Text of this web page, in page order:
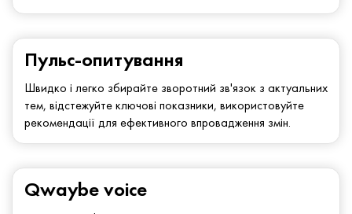
Qwaybe voice
Пульс-опитування
Швидко і легко збирайте зворотний зв'язок з актуальних
тем, відстежуйте ключові показники, використовуйте
рекомендації для ефективного впровадження змін.